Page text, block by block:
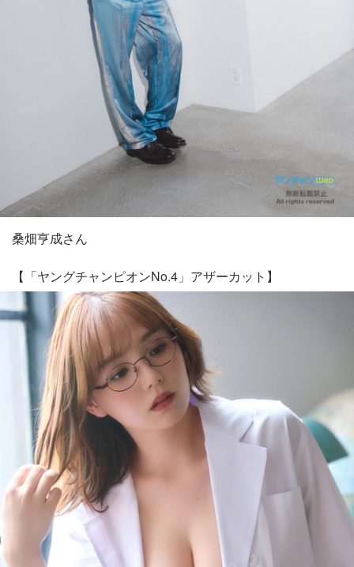
桑畑亨成さん
【「ヤングチャンピオンNo.4」アザーカット】